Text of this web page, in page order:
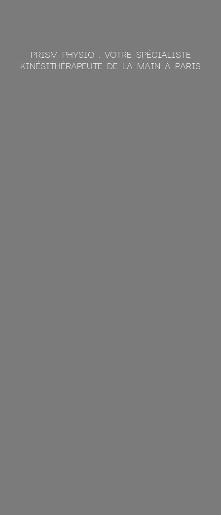
PRISM PHYSIO : VOTRE SPÉCIALISTE
KINÉSITHÉRAPEUTE DE LA MAIN À PARIS